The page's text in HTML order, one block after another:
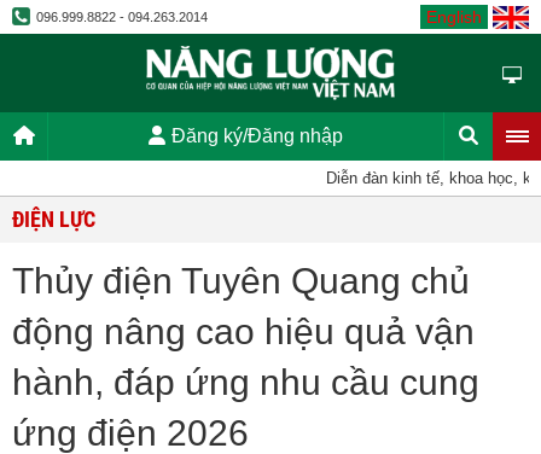
096.999.8822 - 094.263.2014 English
Đăng ký/Đăng nhập
Diễn đàn kinh tế, khoa học, kỹ
ĐIỆN LỰC
Thủy điện Tuyên Quang chủ
động nâng cao hiệu quả vận
hành, đáp ứng nhu cầu cung
ứng điện 2026